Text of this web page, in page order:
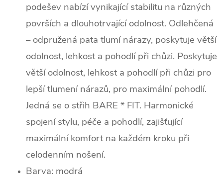
podešev nabízí vynikající stabilitu na různých
površích a dlouhotrvající odolnost. Odlehčená
– odpružená pata tlumí nárazy, poskytuje větší
odolnost, lehkost a pohodlí při chůzi. Poskytuje
větší odolnost, lehkost a pohodlí při chůzi pro
lepší tlumení nárazů, pro maximální pohodlí.
Jedná se o střih BARE * FIT. Harmonické
spojení stylu, péče a pohodlí, zajišťující
maximální komfort na každém kroku při
celodenním nošení.
Barva: modrá